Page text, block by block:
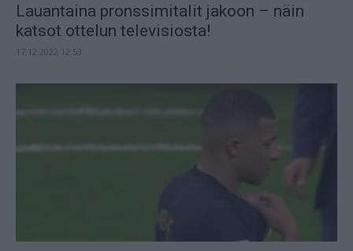
Lauantaina pronssimitalit jakoon – näin
katsot ottelun televisiosta!
17.12.2022 12:53